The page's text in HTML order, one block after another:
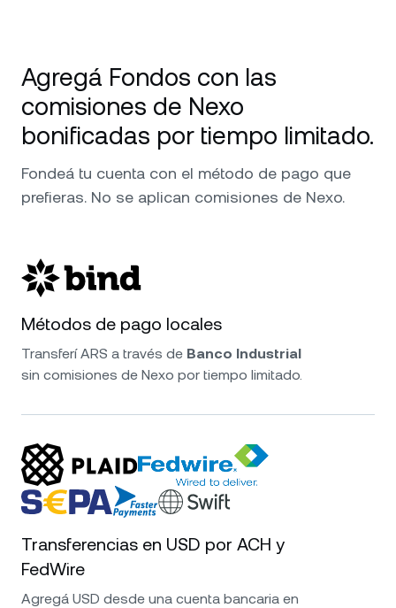
Agregá Fondos con las
comisiones de Nexo
bonificadas por tiempo limitado.
Fondeá tu cuenta con el método de pago que
prefieras. No se aplican comisiones de Nexo.
Métodos de pago locales
Transferí ARS a través de Banco Industrial
sin comisiones de Nexo por tiempo limitado.
Transferencias en USD por ACH y
FedWire
Agregá USD desde una cuenta bancaria en